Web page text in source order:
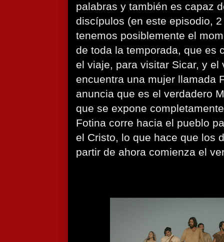
palabras y también es capaz
discípulos (en este episodio,
tenemos posiblemente el
de toda la temporada, que es
el viaje, para visitar Sicar, y el
encuentra una mujer llamada
anuncia que es el verdadero
que se expone
Fotina corre hacia el pueblo
el Cristo, lo que hace que los
partir de ahora comienza el